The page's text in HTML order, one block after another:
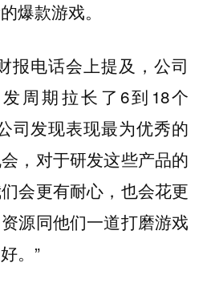
爆款游戏。
报电话会上提及，公司
周期拉长了6到18个
司发现表现最为优秀的
，对于研发这些产品的
会更有耐心，也会花更
源同他们一道打磨游戏
。”